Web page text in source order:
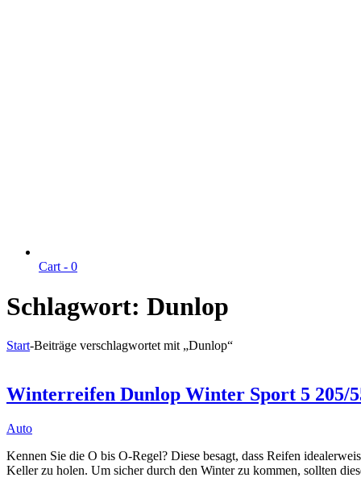
Cart - 0
Schlagwort: Dunlop
Start-Beiträge verschlagwortet mit „Dunlop“
Winterreifen Dunlop Winter Sport 5 205/
Auto
Kennen Sie die O bis O-Regel? Diese besagt, dass Reifen
Keller zu holen. Um sicher durch den Winter zu kommen, sollten